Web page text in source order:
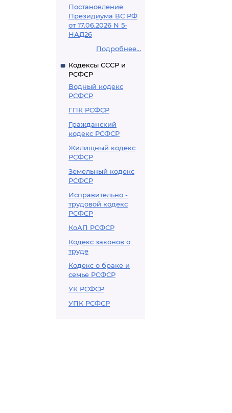
Постановление
Президиума ВС РФ
от 17.06.2026 N 5-
НАД26
Подробнее...
Кодексы СССР и
РСФСР
Водный кодекс
РСФСР
ГПК РСФСР
Гражданский
кодекс РСФСР
Жилищный кодекс
РСФСР
Земельный кодекс
РСФСР
Исправительно -
трудовой кодекс
РСФСР
КоАП РСФСР
Кодекс законов о
труде
Кодекс о браке и
семье РСФСР
УК РСФСР
УПК РСФСР